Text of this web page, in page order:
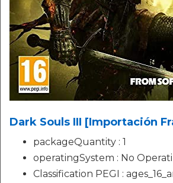
Dark Souls III [Importación
packageQuantity : 1
operatingSystem : No
Classification PEGI :